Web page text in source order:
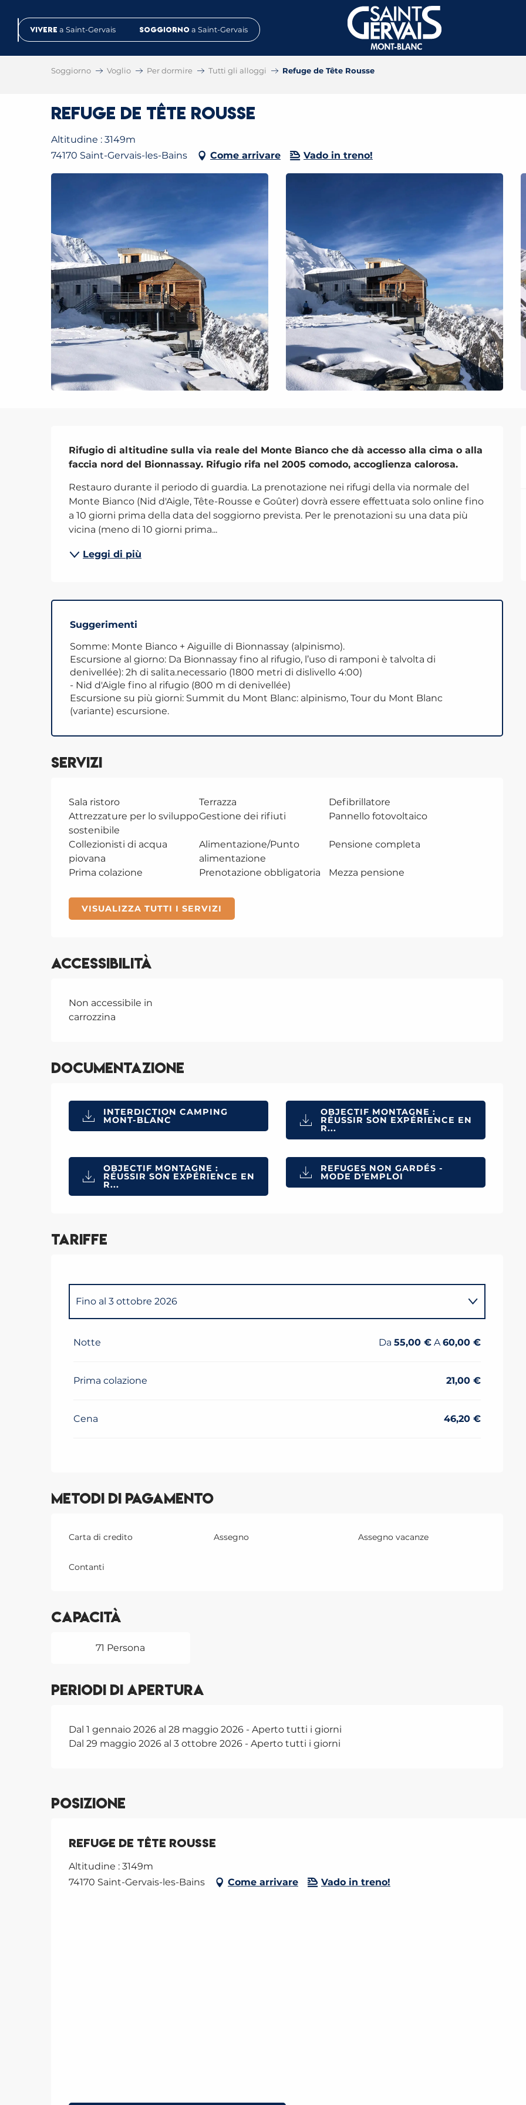
contenuVivere a Saint-Gervais Soggiorno a Saint-Gervais
Soggiorno Voglio Per dormire Tutti gli alloggi Refuge de Tête Rousse
Refuge de Tête Rousse
Altitudine : 3149m
74170 Saint-Gervais-les-Bains
Come arrivare Vado in treno!
Descrizione
Rifugio di altitudine sulla via reale del Monte Bianco che dà accesso alla cima o alla
faccia nord del Bionnassay. Rifugio rifa nel 2005 comodo, accoglienza calorosa.
Restauro durante il periodo di guardia. La prenotazione nei rifugi della via normale del
Monte Bianco (Nid d'Aigle, Tête-Rousse e Goûter) dovrà essere effettuata solo online fino
a 10 giorni prima della data del soggiorno prevista. Per le prenotazioni su una data più
vicina (meno di 10 giorni prima...
Leggi di più
Suggerimenti
Somme: Monte Bianco + Aiguille di Bionnassay (alpinismo).
Escursione al giorno: Da Bionnassay fino al rifugio, l’uso di ramponi è talvolta di
denivellée): 2h di salita.necessario (1800 metri di dislivello 4:00)
- Nid d'Aigle fino al rifugio (800 m di denivellée)
Escursione su più giorni: Summit du Mont Blanc: alpinismo, Tour du Mont Blanc
(variante) escursione.
Servizi
Sala ristoro Terrazza
Defibrillatore
Attrezzature per lo sviluppo
sostenibile
Gestione dei rifiuti Pannello fotovoltaico
Collezionisti di acqua
piovana
Alimentazione/Punto
alimentazione
Pensione completa
Prima colazione Prenotazione obbligatoria Mezza pensione
VISUALIZZA TUTTI I SERVIZI
Accessibilità
Non accessibile in
carrozzina
Documentazione
INTERDICTION CAMPING
MONT-BLANC
OBJECTIF MONTAGNE :
RÉUSSIR SON EXPÉRIENCE EN
R...
OBJECTIF MONTAGNE :
RÉUSSIR SON EXPÉRIENCE EN
R...
REFUGES NON GARDÉS -
MODE D'EMPLOI
Tariffe
Fino al 3 ottobre 2026
Notte Da55,00 € A60,00 €
Prima colazione 21,00 €
Cena 46,20 €
Metodi di pagamento
Carta di credito Assegno Assegno vacanze
Contanti
Capacità
71 Persona
Periodi di apertura
Dal 1 gennaio 2026 al 28 maggio 2026 - Aperto tutti i giorni
Dal 29 maggio 2026 al 3 ottobre 2026 - Aperto tutti i giorni
Posizione
Refuge de Tête Rousse
Altitudine : 3149m
74170 Saint-Gervais-les-Bains
Come arrivare Vado in treno!